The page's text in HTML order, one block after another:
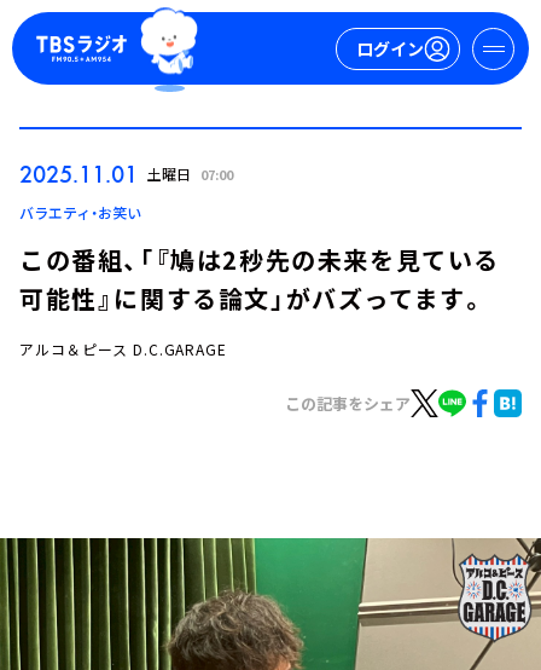
ログイン
ログイン
お知らせ
イベント・グッズ
YouTube
会社情報
2025.11.01 土曜日 07:00
バラエティ・お笑い
この番組、「『鳩は2秒先の未来を見ている
可能性』に関する論文」がバズってます。
アルコ＆ピース D.C.GARAGE
この記事をシェア